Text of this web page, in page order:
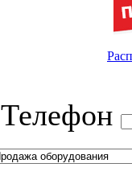
Телефон